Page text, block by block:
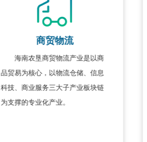
商贸物流
海南农垦商贸物流产业是以商
品贸易为核心，以物流仓储、信息
科技、商业服务三大子产业板块链
为支撑的专业化产业。